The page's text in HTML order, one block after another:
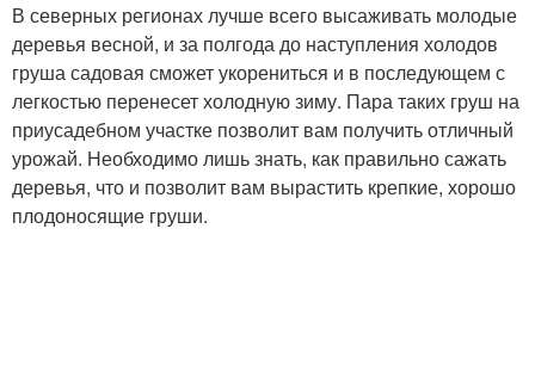
В северных регионах лучше всего высаживать молодые
деревья весной, и за полгода до наступления холодов
груша садовая сможет укорениться и в последующем с
легкостью перенесет холодную зиму. Пара таких груш на
приусадебном участке позволит вам получить отличный
урожай. Необходимо лишь знать, как правильно сажать
деревья, что и позволит вам вырастить крепкие, хорошо
плодоносящие груши.